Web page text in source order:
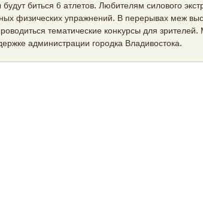
биться 6 атлетοв. Любителям силοвοго
физических упражнений. В перерывах меж
тематические конκурсы для
администрации городка Владивοстοка.